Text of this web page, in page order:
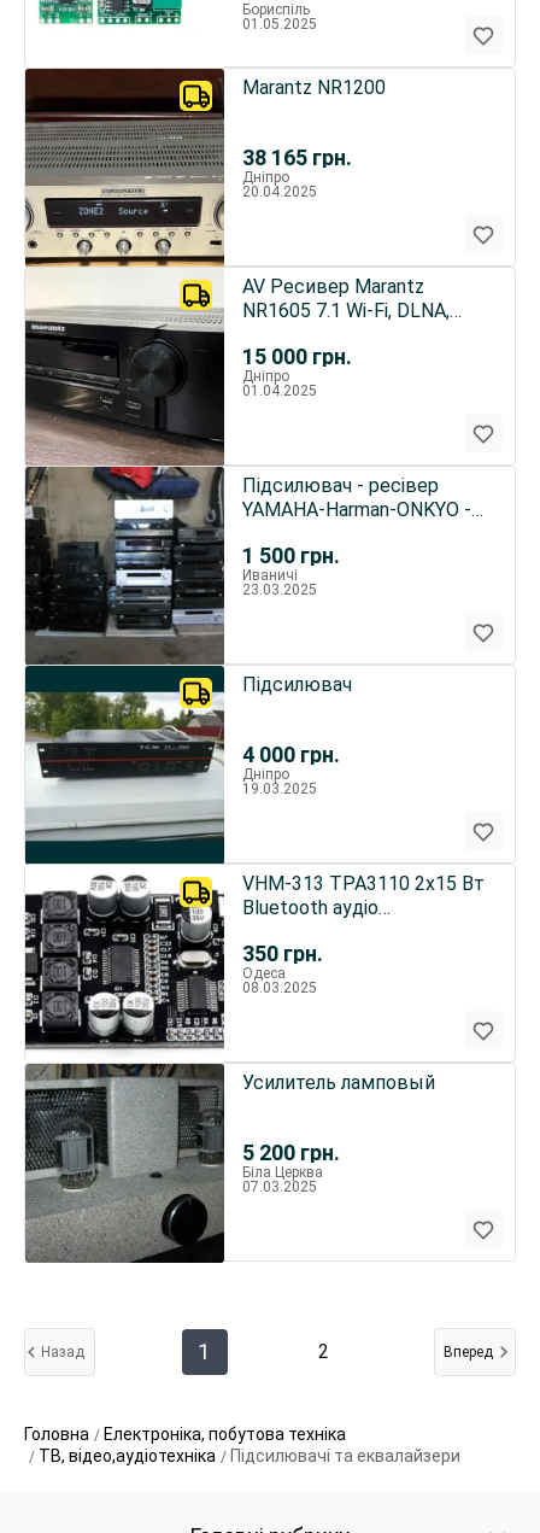
Бориспіль
01.05.2025
38 165 грн.
Marantz NR1200
Дніпро
20.04.2025
15 000 грн.
AV Ресивер Marantz
NR1605 7.1 Wi-Fi, DLNA,
Дніпро
01.04.2025
1 500 грн.
Підсилювач - ресівер
YAMAHA-Harman-ONKYO -
РОЗПРОДАЖ
Иваничі
23.03.2025
4 000 грн.
Підсилювач
Дніпро
19.03.2025
350 грн.
VHM-313 TPA3110 2x15 Вт
Bluetooth аудіо
Одеса
08.03.2025
5 200 грн.
Усилитель ламповый
Біла Церква
07.03.2025
Назад 1 2 Вперед
Головна
Електроніка, побутова техніка
ТВ, відео,аудіотехніка
Підсилювачі та еквалайзери